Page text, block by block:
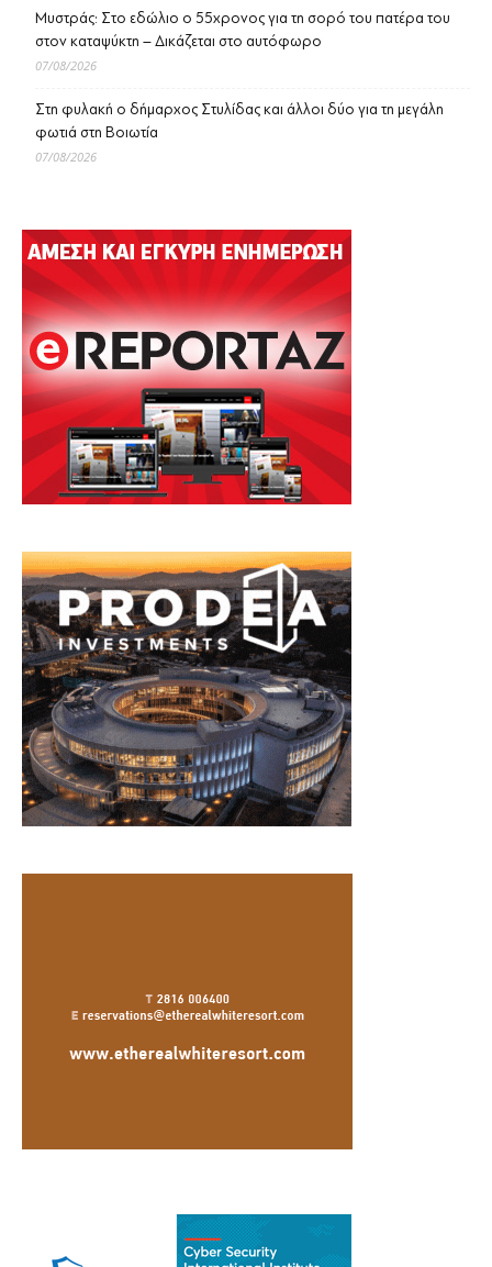
Μυστράς: Στο εδώλιο ο 55χρονος για τη σορό του πατέρα του
στον καταψύκτη – Δικάζεται στο αυτόφωρο
07/08/2026
Στη φυλακή ο δήμαρχος Στυλίδας και άλλοι δύο για τη μεγάλη
φωτιά στη Βοιωτία
07/08/2026